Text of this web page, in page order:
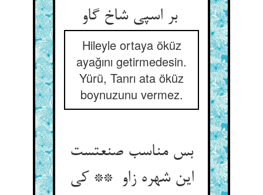
بر اسپی شاخ گاو
Hileyle ortaya öküz
ayağını getirmedesin.
Yürü, Tanrı ata öküz
boynuzunu vermez.
بس مناسب صنعتست
این شهره زاو ** کی